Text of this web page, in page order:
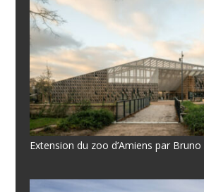
Extension du zoo d’Amiens par